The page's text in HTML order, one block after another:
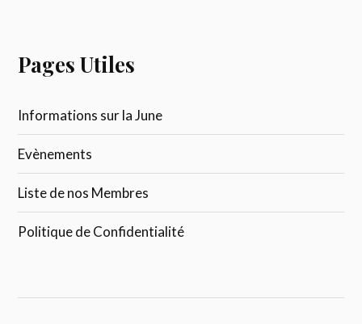
Pages Utiles
Informations sur la June
Evènements
Liste de nos Membres
Politique de Confidentialité